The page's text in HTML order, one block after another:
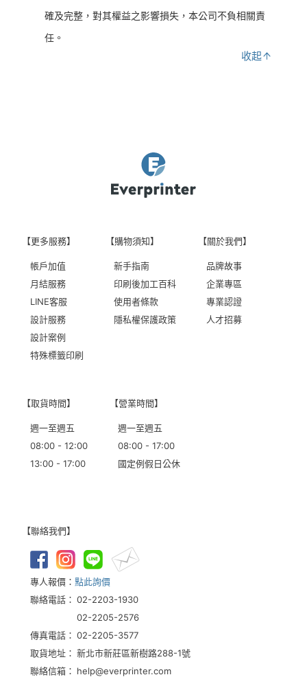
確及完整，對其權益之影響損失，本公司不負相關責
任。
收起
【更多服務】
帳戶加值
月結服務
LINE客服
設計服務
設計案例
特殊標籤印刷
【購物須知】
新手指南
印刷後加工百科
使用者條款
隱私權保護政策
【關於我們】
品牌故事
企業專區
專業認證
人才招募
【取貨時間】
週一至週五
08:00 - 12:00
13:00 - 17:00
【營業時間】
週一至週五
08:00 - 17:00
國定例假日公休
【聯絡我們】
專人報價： 點此詢價
聯絡電話： 02-2203-1930
02-2205-2576
傳真電話： 02-2205-3577
取貨地址： 新北市新莊區新樹路288-1號
聯絡信箱： help@everprinter.com